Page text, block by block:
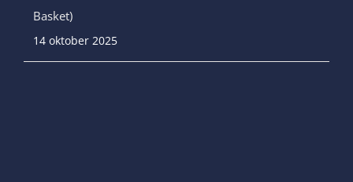
Basket)
14 oktober 2025